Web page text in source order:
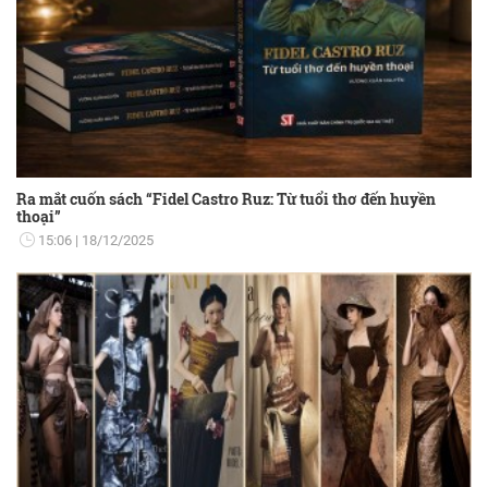
Ra mắt cuốn sách “Fidel Castro Ruz: Từ tuổi thơ đến huyền
thoại”
15:06 18/12/2025